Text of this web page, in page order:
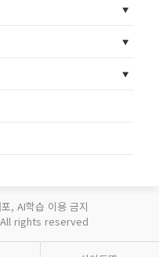
, AI학습 이용 금지
rights reserved